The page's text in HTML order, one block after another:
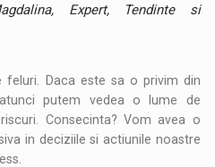
Expert, Tendinte si
feluri. Daca este sa o privim din
putem vedea o lume de
Consecinta? Vom avea o
in deciziile si actiunile noastre